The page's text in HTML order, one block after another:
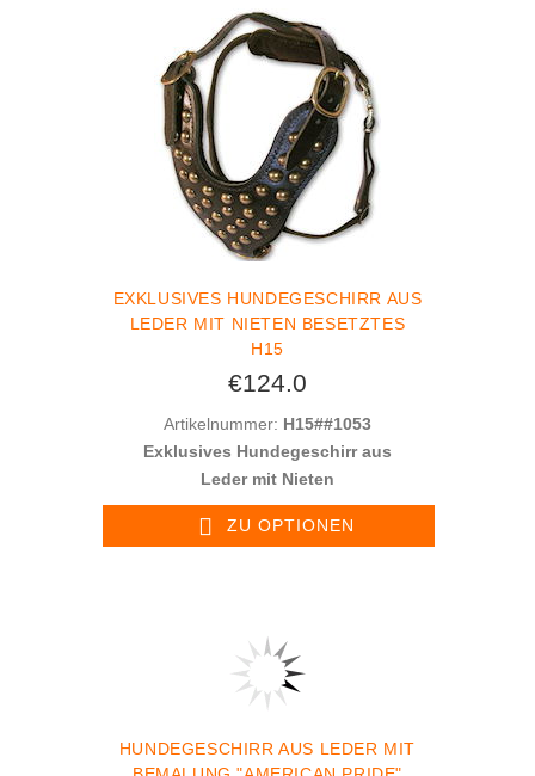
EXKLUSIVES HUNDEGESCHIRR AUS
LEDER MIT NIETEN BESETZTES
H15
€124.0
Artikelnummer: H15##1053
Exklusives Hundegeschirr aus
Leder mit Nieten
ZU OPTIONEN
HUNDEGESCHIRR AUS LEDER MIT